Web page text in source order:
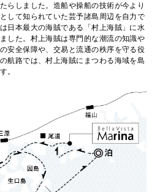
らしました。造船や操船の技術が今より
して知られていた芸予諸島周辺を自力で
日本最大の海賊である「村上海賊」に水
した。村上海賊は専門的な潮流の知識や
安全保障や、交易と流通の秩序を守る役
航路では、村上海賊にまつわる海域を島
。